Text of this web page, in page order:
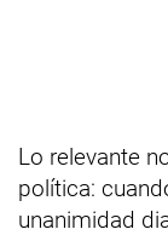
Lo relevante
política:
unanimidad